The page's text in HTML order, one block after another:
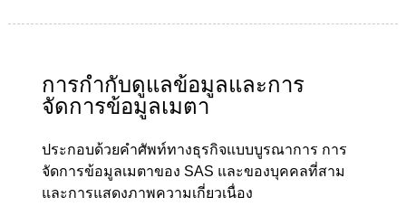
การกำกับดูแลข้อมูลและการ
จัดการข้อมูลเมตา
ประกอบด้วยคำศัพท์ทางธุรกิจแบบบูรณาการ การ
จัดการข้อมูลเมตาของ SAS และของบุคคลที่สาม
และการแสดงภาพความเกี่ยวเนื่อง